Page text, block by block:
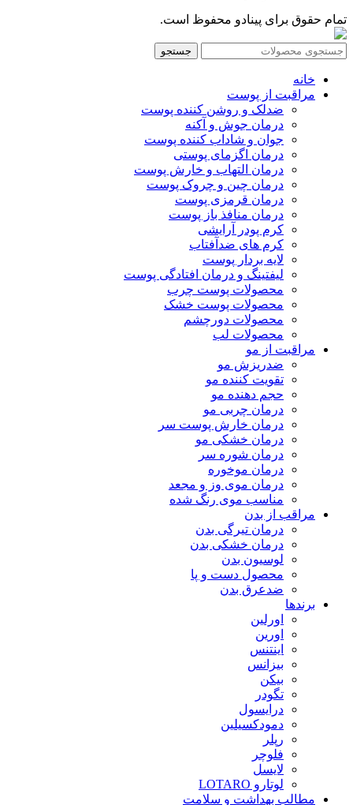
تمام حقوق برای پینادو محفوظ است.
جستجو
خانه
مراقبت از پوست
ضدلک و روشن کننده پوست
درمان جوش و آکنه
جوان و شاداب کننده پوست
درمان اگزمای پوستی
درمان التهاب و خارش پوست
درمان چین و چروک پوست
درمان قرمزی پوست
درمان منافذ باز پوست
کرم پودر آرایشی
کرم های ضدآفتاب
لایه بردار پوست
لیفتینگ و درمان افتادگی پوست
محصولات پوست چرب
محصولات پوست خشک
محصولات دورچشم
محصولات لب
مراقبت از مو
ضدریزش مو
تقویت کننده مو
حجم دهنده مو
درمان چربی مو
درمان خارش پوست سر
درمان خشکی مو
درمان شوره سر
درمان موخوره
درمان موی وز و مجعد
مناسب موی رنگ شده
مراقب از بدن
درمان تیرگی بدن
درمان خشکی بدن
لوسیون بدن
محصول دست و پا
ضدعرق بدن
برندها
اورلین
اورین
اینتنس
بیزانس
بیکن
تگودر
درایسول
دمودکسیلین
رپلر
فلوچر
لایسل
لوتارو LOTARO
مطالب بهداشت و سلامت